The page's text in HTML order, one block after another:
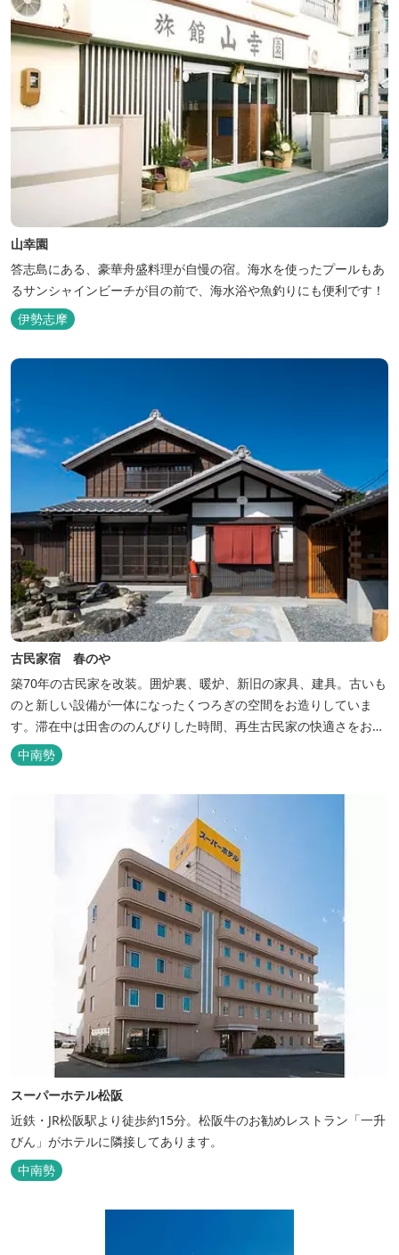
山幸園
答志島にある、豪華舟盛料理が自慢の宿。海水を使ったプールもあ
るサンシャインビーチが目の前で、海水浴や魚釣りにも便利です！
伊勢志摩
古民家宿 春のや
築70年の古民家を改装。囲炉裏、暖炉、新旧の家具、建具。古いも
のと新しい設備が一体になったくつろぎの空間をお造りしていま
す。滞在中は田舎ののんびりした時間、再生古民家の快適さをお楽
しみください。 【時間】 《 チェックイン 》 15：00～20：00の間
にお願いいたします。 《 チェックアウト 》 10：00まで 【御利用
料金】 一日一組様１棟貸し（定員５名） 一...
中南勢
スーパーホテル松阪
近鉄・JR松阪駅より徒歩約15分。松阪牛のお勧めレストラン「一升
びん」がホテルに隣接してあります。
中南勢